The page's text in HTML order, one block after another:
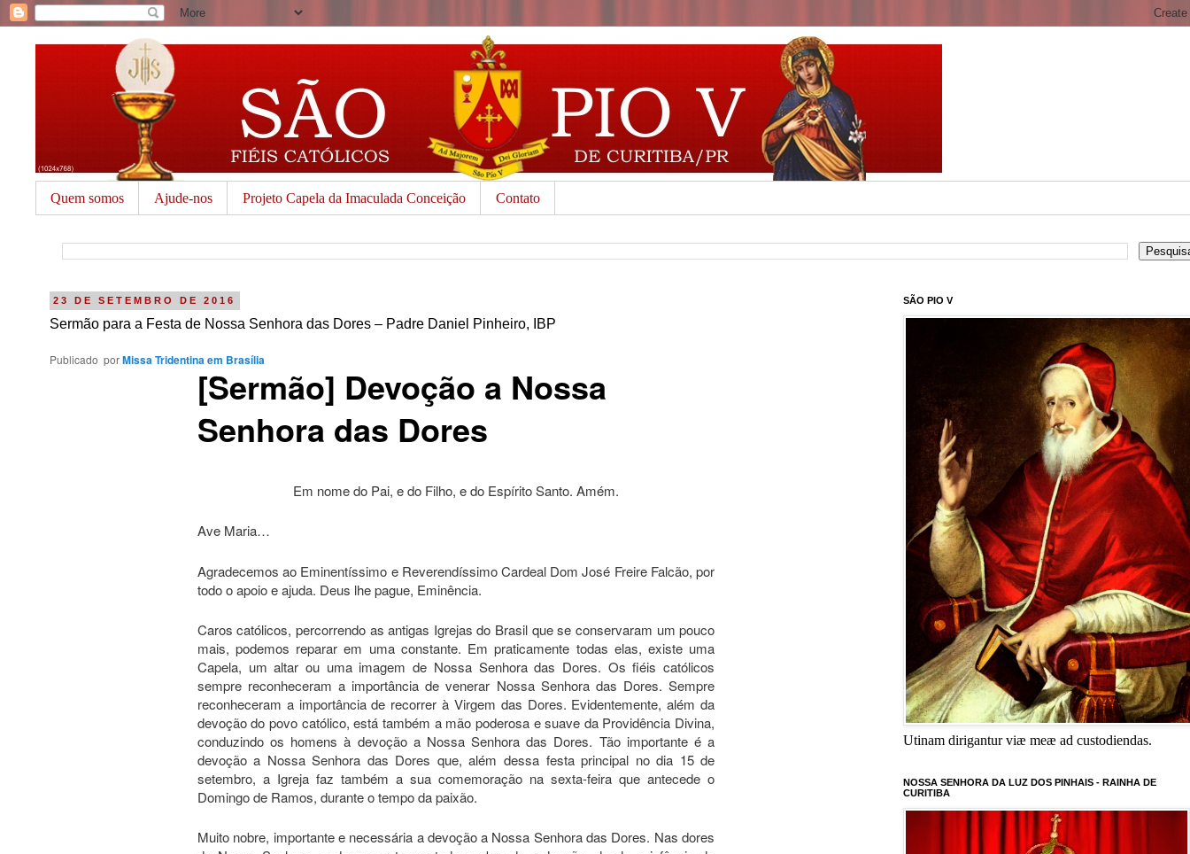
Quem somos Ajude-nos Projeto Capela da Imaculada Conceição Contato
23 DE SETEMBRO DE 2016
Sermão para a Festa de Nossa Senhora das Dores – Padre Daniel Pinheiro, IBP
[Sermão] Devoção a Nossa
Senhora das Dores
Publicado porMissa Tridentina em Brasília
Em nome do Pai, e do Filho, e do Espírito Santo. Amém.
Ave Maria…
Agradecemos ao Eminentíssimo e Reverendíssimo Cardeal Dom José Freire Falcão, por
todo o apoio e ajuda. Deus lhe pague, Eminência.
Caros católicos, percorrendo as antigas Igrejas do Brasil que se conservaram um pouco
mais, podemos reparar em uma constante. Em praticamente todas elas, existe uma
Capela, um altar ou uma imagem de Nossa Senhora das Dores. Os fiéis católicos
sempre reconheceram a importância de venerar Nossa Senhora das Dores. Sempre
reconheceram a importância de recorrer à Virgem das Dores. Evidentemente, além da
devoção do povo católico, está também a mão poderosa e suave da Providência Divina,
conduzindo os homens à devoção a Nossa Senhora das Dores. Tão importante é a
devoção a Nossa Senhora das Dores que, além dessa festa principal no dia 15 de
setembro, a Igreja faz também a sua comemoração na sexta-feira que antecede o
Domingo de Ramos, durante o tempo da paixão.
Muito nobre, importante e necessária a devoção a Nossa Senhora das Dores. Nas dores
SÃO PIO V
Utinam dirigantur viæ meæ ad custodiendas.
NOSSA SENHORA DA LUZ DOS PINHAIS - RAINHA DE
CURITIBA